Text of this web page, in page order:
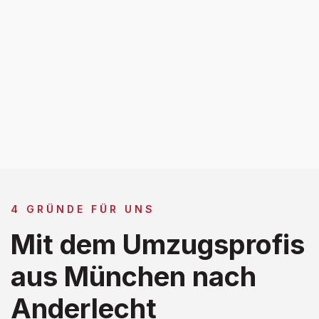
4 GRÜNDE FÜR UNS
Mit dem Umzugsprofis
aus München nach
Anderlecht